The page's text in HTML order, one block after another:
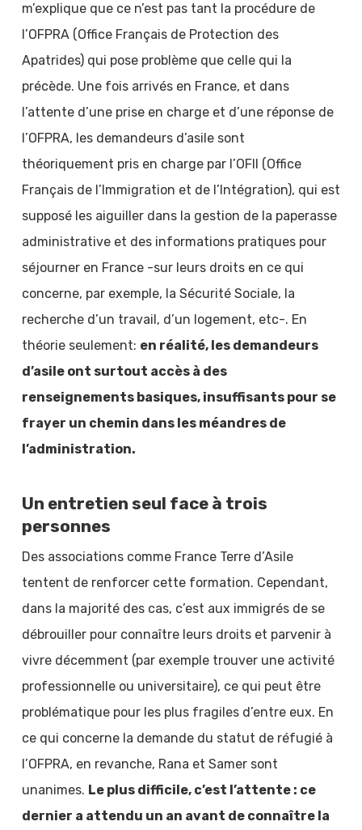
m’explique que ce n’est pas tant la procédure de
l’OFPRA (Office Français de Protection des
Apatrides) qui pose problème que celle qui la
précède. Une fois arrivés en France, et dans
l’attente d’une prise en charge et d’une réponse de
l’OFPRA, les demandeurs d’asile sont
théoriquement pris en charge par l’OFII (Office
Français de l’Immigration et de l’Intégration), qui est
supposé les aiguiller dans la gestion de la paperasse
administrative et des informations pratiques pour
séjourner en France -sur leurs droits en ce qui
concerne, par exemple, la Sécurité Sociale, la
recherche d’un travail, d’un logement, etc-. En
théorie seulement: en réalité, les demandeurs
d’asile ont surtout accès à des
renseignements basiques, insuffisants pour se
frayer un chemin dans les méandres de
l’administration.
Un entretien seul face à trois
personnes
Des associations comme France Terre d’Asile
tentent de renforcer cette formation. Cependant,
dans la majorité des cas, c’est aux immigrés de se
débrouiller pour connaître leurs droits et parvenir à
vivre décemment (par exemple trouver une activité
professionnelle ou universitaire), ce qui peut être
problématique pour les plus fragiles d’entre eux. En
ce qui concerne la demande du statut de réfugié à
l’OFPRA, en revanche, Rana et Samer sont
unanimes. Le plus difficile, c’est l’attente : ce
dernier a attendu un an avant de connaître la